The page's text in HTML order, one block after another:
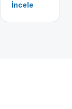
İncele